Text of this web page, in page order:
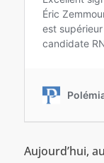
Aujourd’hui,